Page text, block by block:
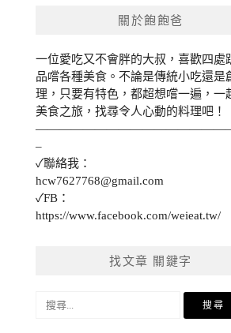
關於飽飽爸
一位愛吃又不會胖的大叔，喜歡四處
品嚐各種美食。不論是傳統小吃還是
理，只要有特色，都超想嚐一遍，一
美食之旅，找尋令人心動的料理吧！
–
✓聯絡我：
hcw7627768@gmail.com
✓FB：
https://www.facebook.com/weieat.tw/
找文章 關鍵字
搜